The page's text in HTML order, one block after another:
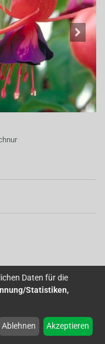
Daten für die
Statistiken,
Ablehnen Akzeptieren